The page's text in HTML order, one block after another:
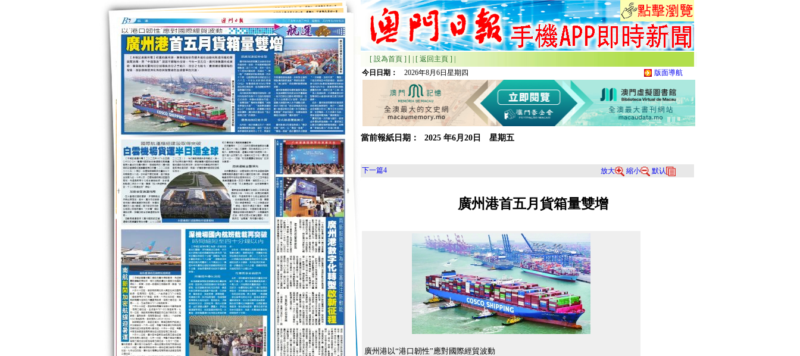
[ 設為首頁 ] [ 返回主頁 ]
今日日期：
2026年8月6日星期四 版面導航
當前報紙日期： 2025 年6月 20日 星期五
下一篇4 放大 縮小 默认
廣州港首五月貨箱量雙增
廣州港以“港口韌性”應對國際經貿波動